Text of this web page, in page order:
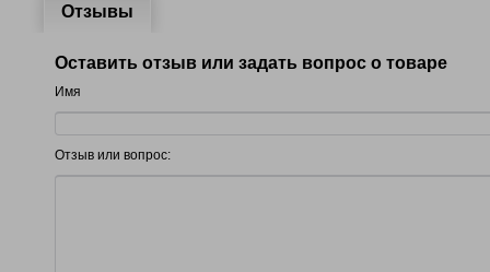
Отзывы
Оставить отзыв или задать вопрос о товаре
Имя
Отзыв или вопрос: